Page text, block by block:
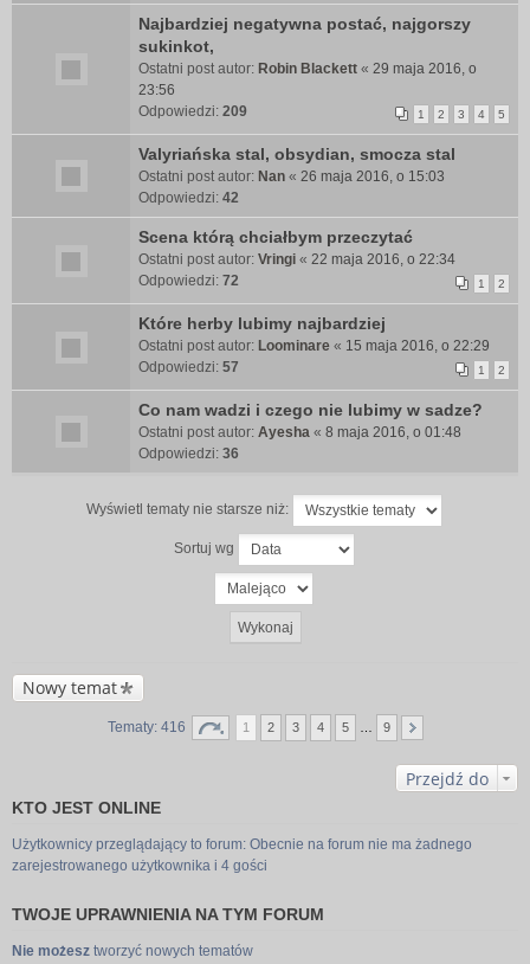
Najbardziej negatywna postać, najgorszy
sukinkot,
Ostatni post autor: Robin Blackett « 29 maja 2016, o
23:56
Odpowiedzi: 209 1 2 3 4 5
Valyriańska stal, obsydian, smocza stal
Ostatni post autor: Nan « 26 maja 2016, o 15:03
Odpowiedzi: 42
Scena którą chciałbym przeczytać
Ostatni post autor: Vringi « 22 maja 2016, o 22:34
Odpowiedzi: 72 1 2
Które herby lubimy najbardziej
Ostatni post autor: Loominare « 15 maja 2016, o 22:29
Odpowiedzi: 57 1 2
Co nam wadzi i czego nie lubimy w sadze?
Ostatni post autor: Ayesha « 8 maja 2016, o 01:48
Odpowiedzi: 36
Wyświetl tematy nie starsze niż:
Sortuj wg
Nowy temat
Tematy: 416 1 2 3 4 5 9
Przejdź do
KTO JEST ONLINE
Użytkownicy przeglądający to forum: Obecnie na forum nie ma żadnego
zarejestrowanego użytkownika i 4 gości
TWOJE UPRAWNIENIA NA TYM FORUM
Nie możesz tworzyć nowych tematów